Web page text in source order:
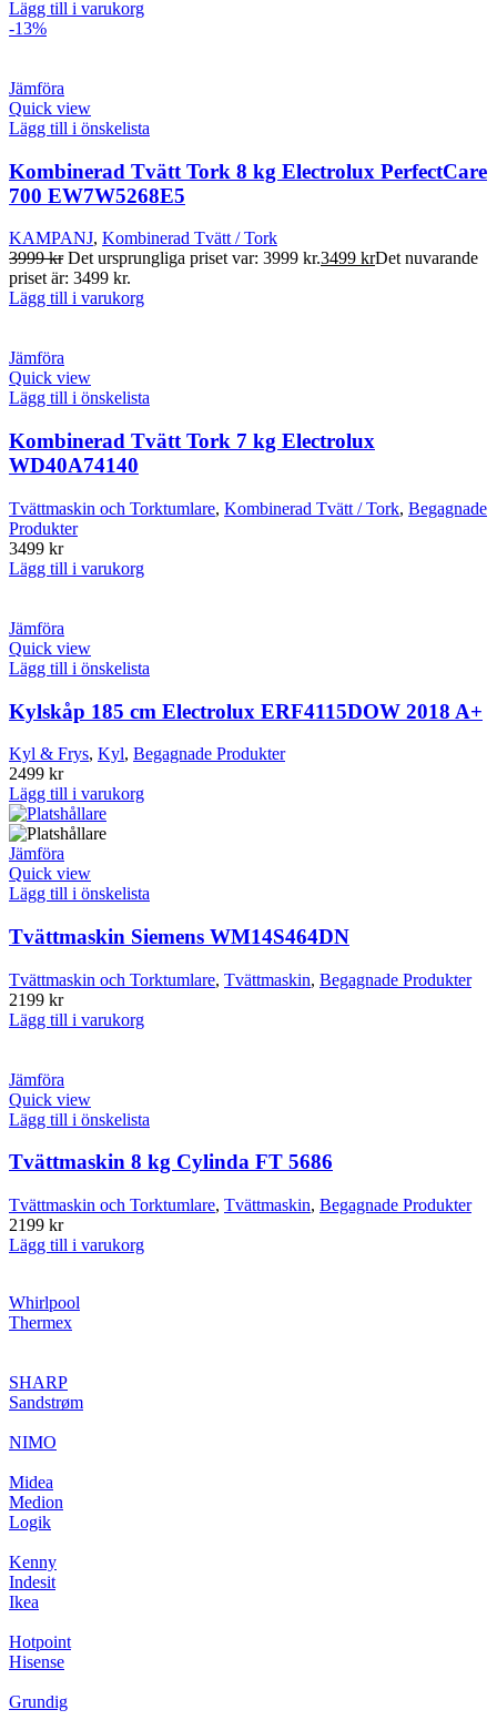
Lägg till i varukorg
-13%
Jämföra
Quick view
Lägg till i önskelista
Kombinerad Tvätt Tork 8 kg Electrolux PerfectCare
700 EW7W5268E5
KAMPANJ, Kombinerad Tvätt / Tork
3999kr Det ursprungliga priset var: 3999 kr.3499 krDet nuvarande
priset är: 3499 kr.
Lägg till i varukorg
Jämföra
Quick view
Lägg till i önskelista
Kombinerad Tvätt Tork 7 kg Electrolux
WD40A74140
Tvättmaskin och Torktumlare, Kombinerad Tvätt / Tork, Begagnade
Produkter
3499 kr
Lägg till i varukorg
Jämföra
Quick view
Lägg till i önskelista
Kylskåp 185 cm Electrolux ERF4115DOW 2018 A+
Kyl & Frys, Kyl, Begagnade Produkter
2499 kr
Lägg till i varukorg
Jämföra
Quick view
Lägg till i önskelista
Tvättmaskin Siemens WM14S464DN
Tvättmaskin och Torktumlare, Tvättmaskin, Begagnade Produkter
2199 kr
Lägg till i varukorg
Jämföra
Quick view
Lägg till i önskelista
Tvättmaskin 8 kg Cylinda FT 5686
Tvättmaskin och Torktumlare, Tvättmaskin, Begagnade Produkter
2199 kr
Lägg till i varukorg
Whirlpool
Thermex
SHARP
Sandstrøm
NIMO
Midea
Medion
Logik
Kenny
Indesit
Ikea
Hotpoint
Hisense
Grundig